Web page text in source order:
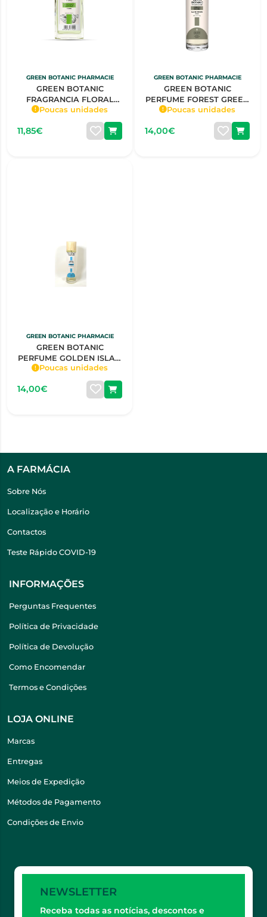
GREEN BOTANIC PHARMACIE
GREEN BOTANIC
FRAGRANCIA FLORAL
BERGAMOTA &
MANDARINA
SENHORA150ML
Poucas unidades
11,85€
GREEN BOTANIC PHARMACIE
GREEN BOTANIC
PERFUME FOREST GREEN
HOMEM 150ML
Poucas unidades
14,00€
GREEN BOTANIC PHARMACIE
GREEN BOTANIC
PERFUME GOLDEN ISLAD
SRA 150ML
Poucas unidades
14,00€
A FARMÁCIA
Sobre Nós
Localização e Horário
Contactos
Teste Rápido COVID-19
INFORMAÇÕES
Perguntas Frequentes
Política de Privacidade
Política de Devolução
Como Encomendar
Termos e Condições
LOJA ONLINE
Marcas
Entregas
Meios de Expedição
Métodos de Pagamento
Condições de Envio
NEWSLETTER
Receba todas as notícias, descontos e